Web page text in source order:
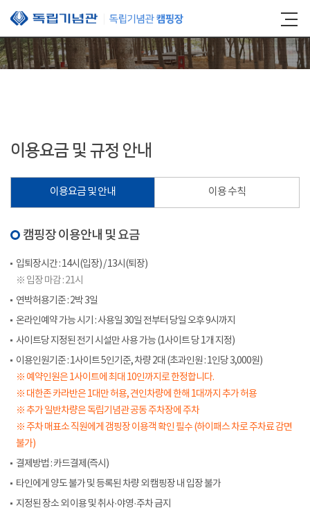
본문 바로가기
이용요금 및 규정 안내
이용요금 및 안내 이용 수칙
캠핑장 이용안내 및 요금
입퇴장시간 : 14시(입장) / 13시(퇴장)
※ 입장 마감 : 21시
연박허용기준 : 2박 3일
온라인예약 가능 시기 : 사용일 30일 전부터 당일 오후 9시까지
사이트당 지정된 전기 시설만 사용 가능 (1사이트 당 1개 지정)
이용인원기준 : 1사이트 5인기준, 차량 2대 (초과인원 : 1인당 3,000원)
※ 예약인원은 1사이트에 최대 10인까지로 한정합니다.
※ 대한존 카라반은 1대만 허용, 견인차량에 한해 1대까지 추가 허용
※ 추가 일반차량은 독립기념관 공동 주차장에 주차
※ 주차 매표소 직원에게 갬핑장 이용객 확인 필수 (하이패스 차로 주차료 감면
불가)
결제방법 : 카드결제(즉시)
타인에게 양도 불가 및 등록된 차량 외 캠핑장 내 입장 불가
지정된 장소 외 이용 및 취사·야영·주차 금지